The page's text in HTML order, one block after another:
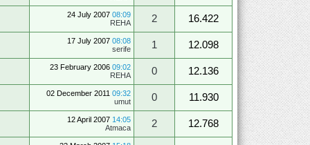
24 July 2007 08:09
REHA
2 16.422
17 July 2007 08:08
serife
1 12.098
23 February 2006 09:02
REHA
0 12.136
02 December 2011 09:32
umut
0 11.930
12 April 2007 14:05
Atmaca
2 12.768